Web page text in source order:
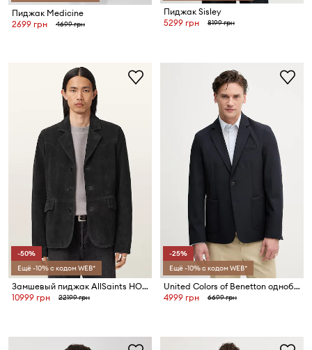
Пиджак Medicine
2699 грн
4699 грн
Пиджак Sisley
5299 грн
8199 грн
-50%
Ещё -10% с кодом WEB*
Замшевый пиджак AllSaints HORNETT
10999 грн
22199 грн
-25%
Ещё -10% с кодом WEB*
United Colors of Benetton однобортный пиджак для мужчин
4999 грн
6699 грн